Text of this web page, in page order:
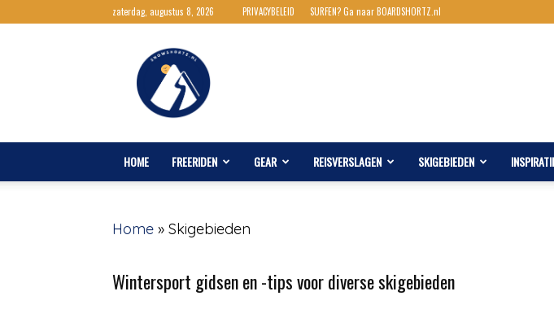
zaterdag, augustus 8, 2026 PRIVACYBELEID SURFEN? Ga naar BOARDSHORTZ.nl
Snowshortz.nl
HOME FREERIDEN GEAR REISVERSLAGEN SKIGEBIEDEN
Home » Skigebieden
Wintersport gidsen en -tips voor diverse skigebieden